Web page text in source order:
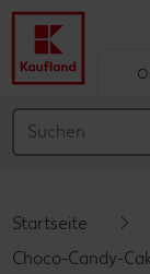
Hauptinhalt
Schwebender
Startseite
Choco-Candy-